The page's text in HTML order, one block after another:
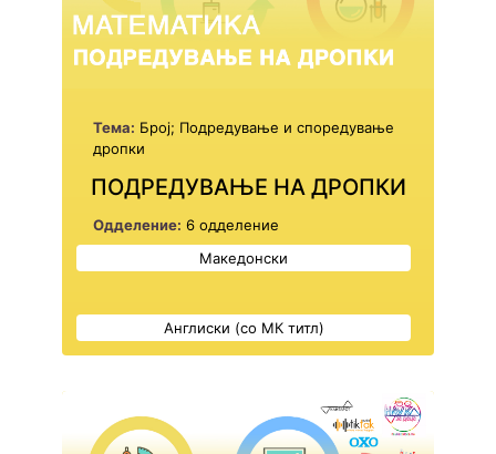
Тема: Број; Подредување и споредување
дропки
ПОДРЕДУВАЊЕ НА ДРОПКИ
Одделение: 6 одделение
Англиски (со МК титл)
Македонски